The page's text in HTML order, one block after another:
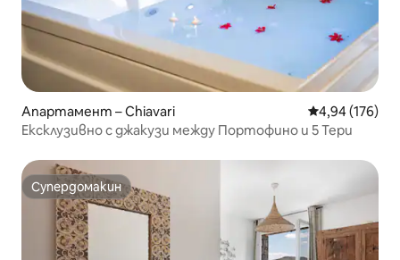
Апартамент – Chiavari Средна
4,94 (176)
Ексклузивно с джакузи между Портофино и 5 Тери
Супердомакин
Супердомакин